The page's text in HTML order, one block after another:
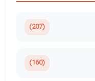
(207)
(160)